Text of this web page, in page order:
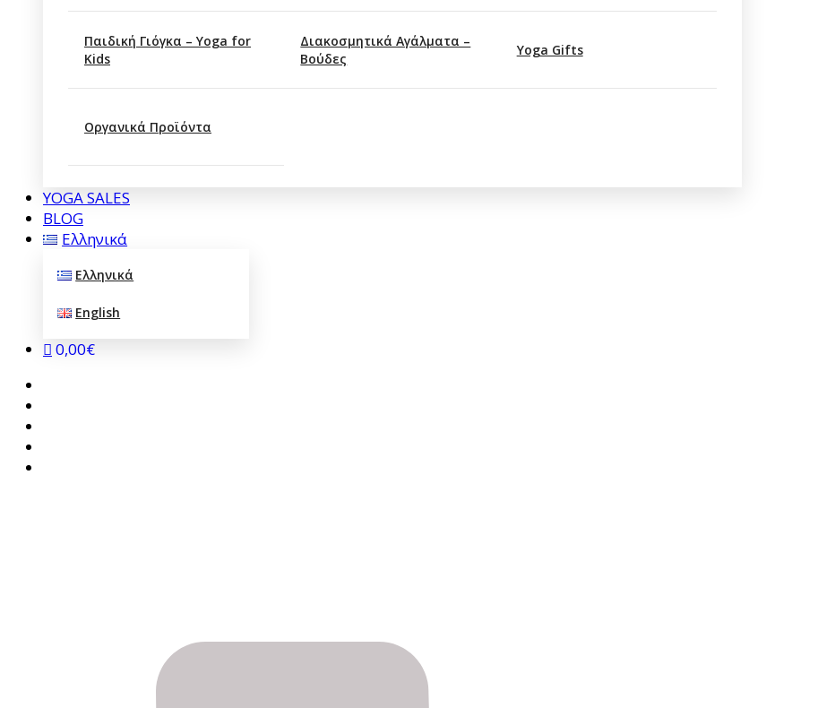
Παιδική Γιόγκα – Yoga for
Kids
Διακοσμητικά Αγάλματα –
Βούδες
Υoga Gifts
Οργανικά Προϊόντα
YOGA SALES
BLOG
Ελληνικά
Ελληνικά
English
0,00€